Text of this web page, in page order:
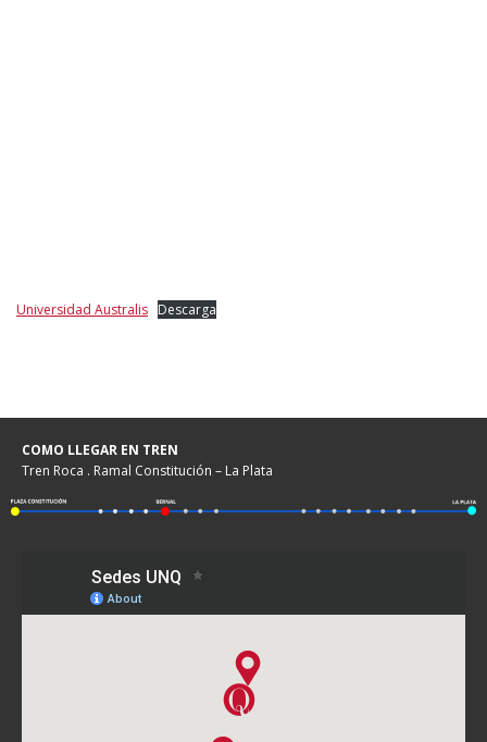
Universidad Australis Descarga
COMO LLEGAR EN TREN
Tren Roca . Ramal Constitución – La Plata